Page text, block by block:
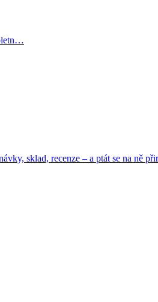
sklad, recenze – a ptát se na ně